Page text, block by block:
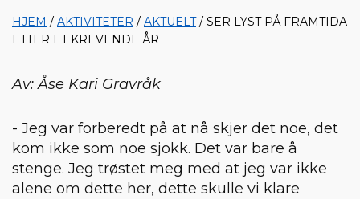
HJEM / AKTIVITETER / AKTUELT/ SER LYST PÅ FRAMTIDA
ETTER ET KREVENDE ÅR
Av: Åse Kari Gravråk
- Jeg var forberedt på at nå skjer det noe, det
kom ikke som noe sjokk. Det var bare å
stenge. Jeg trøstet meg med at jeg var ikke
alene om dette her, dette skulle vi klare